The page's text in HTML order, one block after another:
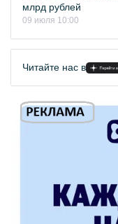
млрд рублей
09 июля 10:00
Читайте нас в